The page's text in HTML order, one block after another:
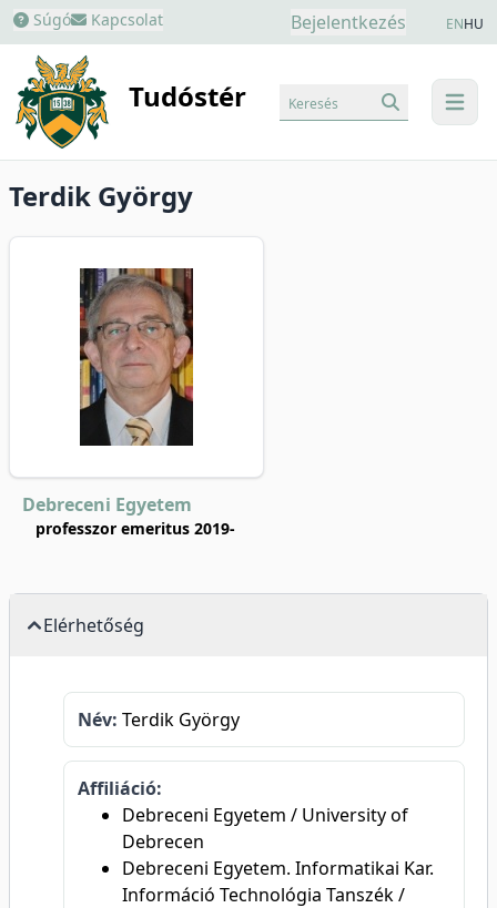
Súgó Kapcsolat Bejelentkezés ENHU
Tudóstér menu
Keresés
Terdik György
Debreceni Egyetem
professzor emeritus 2019-
Elérhetőség
Név: Terdik György
Affiliáció:
Debreceni Egyetem / University of
Debrecen
Debreceni Egyetem. Informatikai Kar.
Információ Technológia Tanszék /